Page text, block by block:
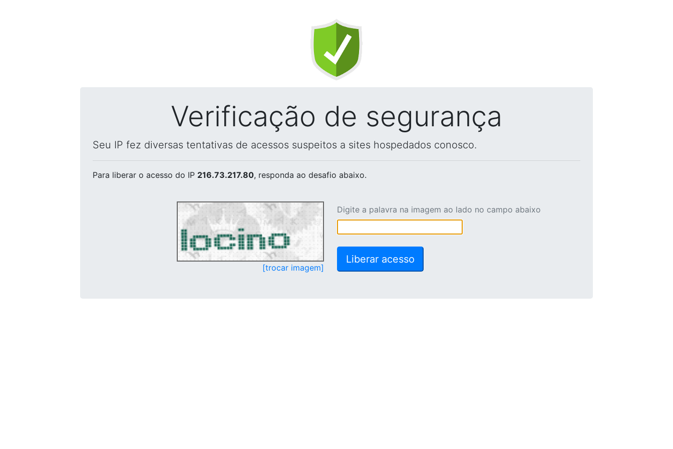
Verificação de segurança
Seu IP fez diversas tentativas de acessos suspeitos a sites hospedados conosco.
Para liberar o acesso do IP 216.73.217.80, responda ao desafio abaixo.
[trocar imagem]
Digite a palavra na imagem ao lado no campo abaixo